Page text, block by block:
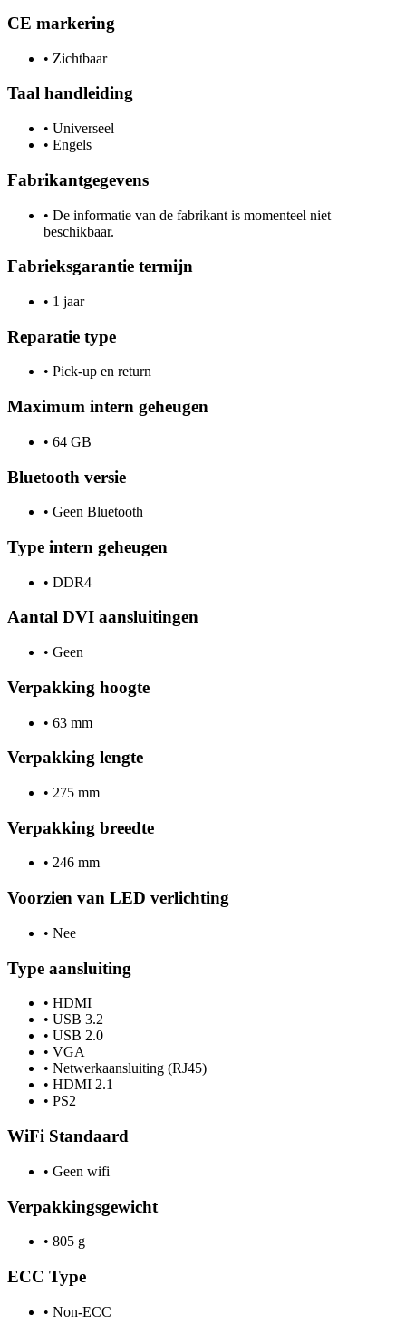
CE markering
• Zichtbaar
Taal handleiding
• Universeel
• Engels
Fabrikantgegevens
• De informatie van de fabrikant is momenteel niet
beschikbaar.
Fabrieksgarantie termijn
• 1 jaar
Reparatie type
• Pick-up en return
Maximum intern geheugen
• 64 GB
Bluetooth versie
• Geen Bluetooth
Type intern geheugen
• DDR4
Aantal DVI aansluitingen
• Geen
Verpakking hoogte
• 63 mm
Verpakking lengte
• 275 mm
Verpakking breedte
• 246 mm
Voorzien van LED verlichting
• Nee
Type aansluiting
• HDMI
• USB 3.2
• USB 2.0
• VGA
• Netwerkaansluiting (RJ45)
• HDMI 2.1
• PS2
WiFi Standaard
• Geen wifi
Verpakkingsgewicht
• 805 g
ECC Type
• Non-ECC